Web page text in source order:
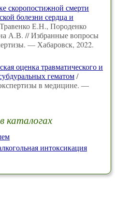
скоропостижной смерти
болезни сердца и
Е.Н., Породенко
А.В. // Избранные вопросы
— Хабаровск, 2022.
оценка травматического и
гематом/
в медицине. —
каталогах
интоксикация